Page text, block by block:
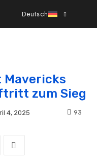
Deutsch
zum Sieg
4, 2025 93